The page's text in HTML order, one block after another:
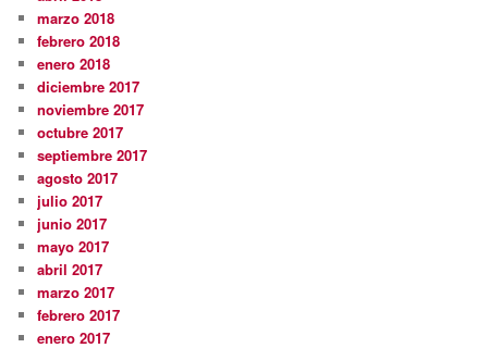
marzo 2018
febrero 2018
enero 2018
diciembre 2017
noviembre 2017
octubre 2017
septiembre 2017
agosto 2017
julio 2017
junio 2017
mayo 2017
abril 2017
marzo 2017
febrero 2017
enero 2017